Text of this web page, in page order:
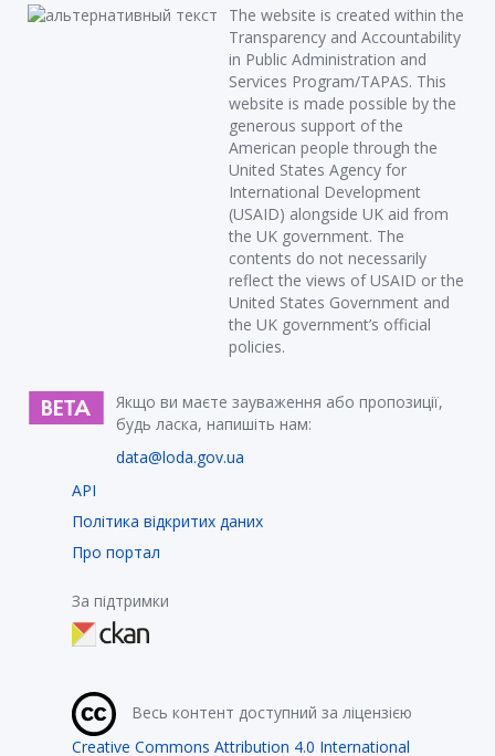
The website is created within the
Transparency and Accountability
in Public Administration and
Services Program/TAPAS. This
website is made possible by the
generous support of the
American people through the
United States Agency for
International Development
(USAID) alongside UK aid from
the UK government. The
contents do not necessarily
reflect the views of USAID or the
United States Government and
the UK government’s official
policies.
Якщо ви маєте зауваження або пропозиції,
будь ласка, напишіть нам:
data@loda.gov.ua
API
Політика відкритих даних
Про портал
За підтримки
Весь контент доступний за ліцензією
Creative Commons Attribution 4.0 International